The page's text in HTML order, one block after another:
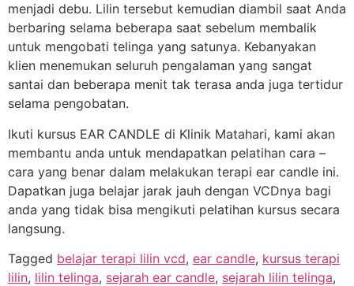
menjadi debu. Lilin tersebut kemudian diambil saat Anda
berbaring selama beberapa saat sebelum membalik
untuk mengobati telinga yang satunya. Kebanyakan
klien menemukan seluruh pengalaman yang sangat
santai dan beberapa menit tak terasa anda juga tertidur
selama pengobatan.
Ikuti kursus EAR CANDLE di Klinik Matahari, kami akan
membantu anda untuk mendapatkan pelatihan cara –
cara yang benar dalam melakukan terapi ear candle ini.
Dapatkan juga belajar jarak jauh dengan VCDnya bagi
anda yang tidak bisa mengikuti pelatihan kursus secara
langsung.
Tagged belajar terapi lilin vcd, ear candle, kursus terapi
lilin, lilin telinga, sejarah ear candle, sejarah lilin telinga,